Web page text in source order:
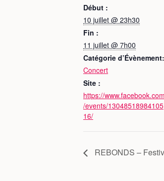
Début :
10 juillet @ 23h30
Fin :
11 juillet @ 7h00
Catégorie d’Évènement:
Concert
Site :
https://www.facebook.com
/events/13048518984105
16/
REBONDS –